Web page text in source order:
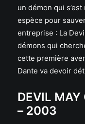
un démon qui
espèce pour
entreprise : La
démons qui
cette première
Dante va devoir
DEVIL MAY
– 2003